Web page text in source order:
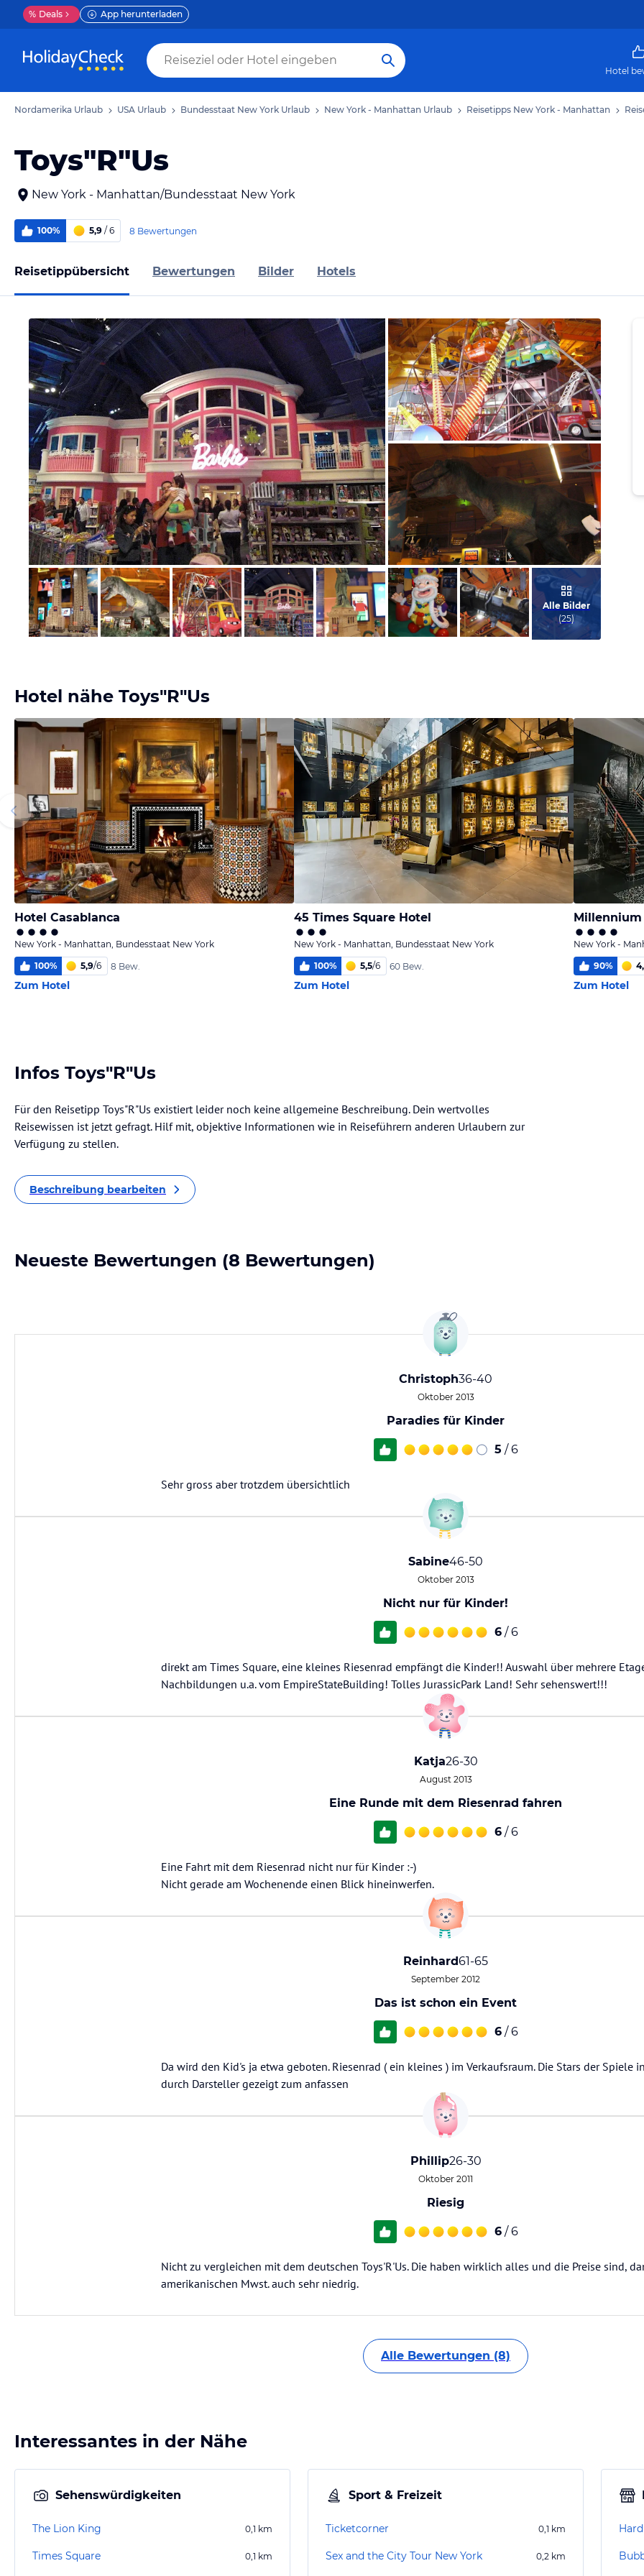
% Deals App herunterladen
Hotel
Nordamerika Urlaub USA Urlaub Bundesstaat New York Urlaub New York - Manhattan Urlaub Reisetipps New York - Manhattan
Toys"R"Us
New York - Manhattan/Bundesstaat New York
100% 5,9 / 6 8 Bewertungen
Reisetippübersicht Bewertungen Bilder Hotels
Bild melden
von Lisa
Bild melden
von Lisa
Bild melden
von Lisa
Alle Bilder
(25)
Hotel nähe Toys"R"Us
Hotel Casablanca
New York - Manhattan, Bundesstaat New York
100% 5,9/6 8 Bew.
Zum Hotel
45 Times Square Hotel
New York - Manhattan, Bundesstaat New York
100% 5,5/6 60 Bew.
Zum Hotel
Millennium
New York -
90%
Zum Hotel
Infos Toys"R"Us
Für den Reisetipp Toys"R"Us existiert leider noch keine allgemeine Beschreibung. Dein wertvolles
Reisewissen ist jetzt gefragt. Hilf mit, objektive Informationen wie in Reiseführern anderen Urlaubern zur
Verfügung zu stellen.
Beschreibung bearbeiten
Neueste Bewertungen (8 Bewertungen)
Christoph36-40
Oktober 2013
Paradies für Kinder
5 / 6
Sehr gross aber trotzdem übersichtlich
Sabine46-50
Oktober 2013
Nicht nur für Kinder!
6 / 6
direkt am Times Square, eine kleines Riesenrad empfängt die Kinder!! Auswahl über mehrere
Nachbildungen u.a. vom EmpireStateBuilding! Tolles JurassicPark Land! Sehr sehenswert!!!
Katja26-30
August 2013
Eine Runde mit dem Riesenrad fahren
6 / 6
Eine Fahrt mit dem Riesenrad nicht nur für Kinder :-)
Nicht gerade am Wochenende einen Blick hineinwerfen.
Reinhard61-65
September 2012
Das ist schon ein Event
6 / 6
Da wird den Kid's ja etwa geboten. Riesenrad ( ein kleines ) im Verkaufsraum. Die Stars der Spiele
durch Darsteller gezeigt zum anfassen
Phillip26-30
Oktober 2011
Riesig
6 / 6
Nicht zu vergleichen mit dem deutschen Toys'R'Us. Die haben wirklich alles und die Preise sind,
amerikanischen Mwst. auch sehr niedrig.
Alle Bewertungen (8)
Interessantes in der Nähe
Sehenswürdigkeiten
The Lion King 0,1 km
Times Square 0,1 km
Sport & Freizeit
Ticketcorner 0,1 km
Sex and the City Tour New York 0,2 km